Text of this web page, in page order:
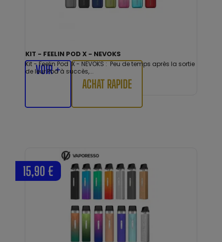
KIT - FEELIN POD X - NEVOKS
Kit - Feelin Pod X - NEVOKS : Peu de temps après la sortie
de leur Pod à succès,...
VOIR +
ACHAT RAPIDE
15,90 €